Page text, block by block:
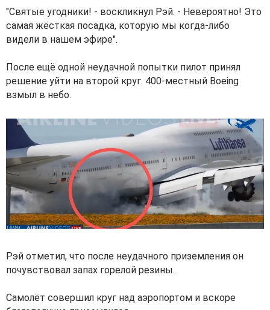
"Святые угодники! - воскликнул Рэй. - Невероятно! Это
самая жёсткая посадка, которую мы когда-либо
видели в нашем эфире".
После ещё одной неудачной попытки пилот принял
решение уйти на второй круг. 400-местный Boeing
взмыл в небо.
Рэй отметил, что после неудачного приземления он
почувствовал запах горелой резины.
Самолёт совершил круг над аэропортом и вскоре